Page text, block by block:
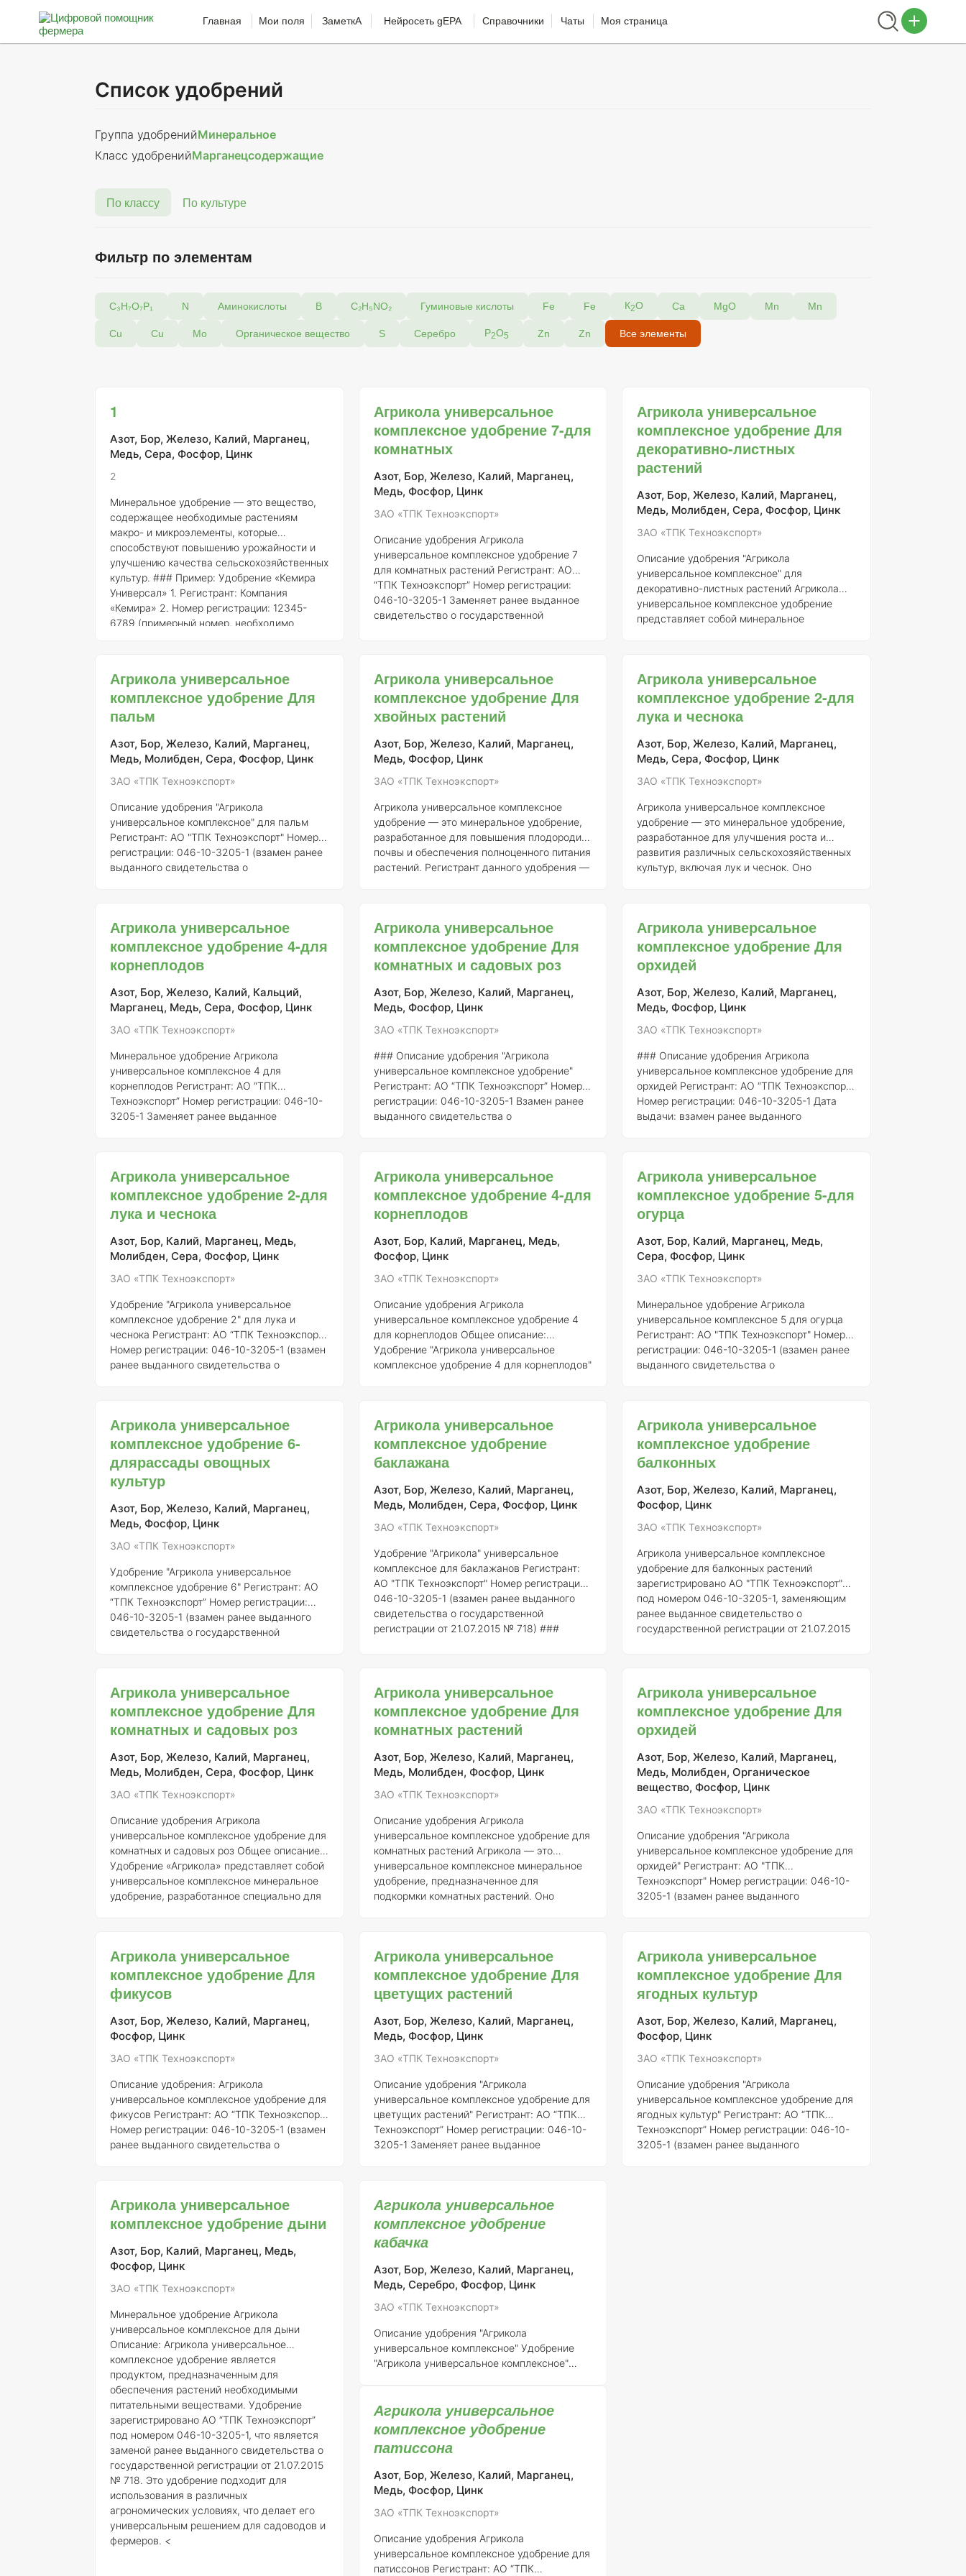
Главная Мои поля ЗаметкА Нейросеть gEPA Справочники Чаты Моя страница
Список удобрений
Группа удобренийМинеральное
Класс удобренийМарганецсодержащие
По классу По культуре
Фильтр по элементам
C₃H₇O₇P₁ N Аминокислоты В C₂H₅NO₂ Гуминовые кислоты Fe Fe К2O Са MgO Mn Mn
Cu Cu Мо Органическое вещество S Серебро Р2О5 Zn Zn Все элементы
1
Азот, Бор, Железо, Калий, Марганец,
Медь, Сера, Фосфор, Цинк
2
Минеральное удобрение — это вещество,
содержащее необходимые растениям
макро- и микроэлементы, которые
способствуют повышению урожайности и
улучшению качества сельскохозяйственных
культур. ### Пример: Удобрение «Кемира
Универсал» 1. Регистрант: Компания
«Кемира» 2. Номер регистрации: 12345-
6789 (примерный номер, необходимо
которое содержит оптимальные
соотношения макроэлементов,
необходимых для большинства сельскохо
Агрикола универсальное
комплексное удобрение 7-для
комнатных
Азот, Бор, Железо, Калий, Марганец,
Медь, Фосфор, Цинк
ЗАО «ТПК Техноэкспорт»
Описание удобрения Агрикола
универсальное комплексное удобрение 7
для комнатных растений Регистрант: АО
“ТПК Техноэкспорт” Номер регистрации:
046-10-3205-1 Заменяет ранее выданное
свидетельство о государственной
собой комплексный препарат, содержащий
основные макро- и микроэлементы,
необходимые для полноценного питания
комнатных растений. Обычно состав
— 7% - Калий (K2O) — 7%
Агрикола универсальное
комплексное удобрение Для
декоративно-листных
растений
Азот, Бор, Железо, Калий, Марганец,
Медь, Молибден, Сера, Фосфор, Цинк
ЗАО «ТПК Техноэкспорт»
Описание удобрения "Агрикола
универсальное комплексное" для
декоративно-листных растений
универсальное комплексное удобрение
представляет собой минеральное
Регистрантом данного продукта является
АО "ТПК Техноэкспорт", с номером
регистрации 046-10-3205-1, полученным
взамен ранее выданного свидетельства о
государственной регистрации от 21.07.2015
№ 718. ### Состав элементов Агрикола
микроэлементы, необходимые для п
Агрикола универсальное
комплексное удобрение Для
пальм
Азот, Бор, Железо, Калий, Марганец,
Медь, Молибден, Сера, Фосфор, Цинк
ЗАО «ТПК Техноэкспорт»
Описание удобрения "Агрикола
универсальное комплексное" для пальм
Регистрант: АО "ТПК Техноэкспорт" Номер
регистрации: 046-10-3205-1 (взамен ранее
выданного свидетельства о
представляет собой сбалансированный
водорастворимый комплекс, разработанный
для обеспечения полноценного питания
растений, в том числе пальм. Продукт
подходит как для комнатных, так и для
открытых растений, обеспечивая
Агрикола универсальное
комплексное удобрение Для
хвойных растений
Азот, Бор, Железо, Калий, Марганец,
Медь, Фосфор, Цинк
ЗАО «ТПК Техноэкспорт»
Агрикола универсальное комплексное
удобрение — это минеральное удобрение,
разработанное для повышения плодородия
почвы и обеспечения полноценного питания
растений. Регистрант данного удобрения —
государственной регистрации от 21.07.2015
№ 718. ### Описание и состав Агрикола
представляет собой комплексное
минеральное удобрение, содержащее
основные макро- и микроэлементы,
необходимые для нормального роста и
входят: - Аз
Агрикола универсальное
комплексное удобрение 2-для
лука и чеснока
Азот, Бор, Железо, Калий, Марганец,
Медь, Сера, Фосфор, Цинк
ЗАО «ТПК Техноэкспорт»
Агрикола универсальное комплексное
удобрение — это минеральное удобрение,
разработанное для улучшения роста и
развития различных сельскохозяйственных
культур, включая лук и чеснок. Оно
свидетельство о государственной
регистрации от 21.07.2015 № 718. ###
Описание удобрения Агрикола
представляет собой водорастворимое
комплексное удобрение, содержащее
сбалансированный набор макро- и
полноценного питания растений. Оно спосо
Агрикола универсальное
комплексное удобрение 4-для
корнеплодов
Азот, Бор, Железо, Калий, Кальций,
Марганец, Медь, Сера, Фосфор, Цинк
ЗАО «ТПК Техноэкспорт»
Минеральное удобрение Агрикола
универсальное комплексное 4 для
корнеплодов Регистрант: АО “ТПК
Техноэкспорт” Номер регистрации: 046-10-
3205-1 Заменяет ранее выданное
комплексное удобрение 4 для корнеплодов
представляет собой сбалансированную
формулировку, разработанную для
удовлетворения потребностей растений в
основных макро- и микроэлементах. Это
удобрение активно используется в
кул
Агрикола универсальное
комплексное удобрение Для
комнатных и садовых роз
Азот, Бор, Железо, Калий, Марганец,
Медь, Фосфор, Цинк
ЗАО «ТПК Техноэкспорт»
### Описание удобрения "Агрикола
универсальное комплексное удобрение"
Регистрант: АО “ТПК Техноэкспорт” Номер
регистрации: 046-10-3205-1 Взамен ранее
выданного свидетельства о
предназначенное для улучшения состояния
и роста различных культур, в том числе
комнатных и садовых роз. Удобрение
разработано с учетом потребностей
растений в основных макро- и
микроэлементах, что способствует их
Агрикола универсальное
комплексное удобрение Для
орхидей
Азот, Бор, Железо, Калий, Марганец,
Медь, Фосфор, Цинк
ЗАО «ТПК Техноэкспорт»
### Описание удобрения Агрикола
универсальное комплексное удобрение для
орхидей Регистрант: АО “ТПК Техноэкспорт”
Номер регистрации: 046-10-3205-1 Дата
выдачи: взамен ранее выданного
комплексное удобрение для орхидей
представляет собой сбалансированный
препарат, предназначенный для
обеспечения полноценного питания орхидей
и других декоративных растений.
Удобрение разработано с учетом
Агрикола универсальное
комплексное удобрение 2-для
лука и чеснока
Азот, Бор, Калий, Марганец, Медь,
Молибден, Сера, Фосфор, Цинк
ЗАО «ТПК Техноэкспорт»
Удобрение "Агрикола универсальное
комплексное удобрение 2" для лука и
чеснока Регистрант: АО “ТПК Техноэкспорт”
Номер регистрации: 046-10-3205-1 (взамен
ранее выданного свидетельства о
представляет собой сбалансированный
состав минеральных питательных веществ,
специально разработанный для
удовлетворения потребностей таких
культур, как лук и чеснок. Удобрение
и доступностью для усвоения
Агрикола универсальное
комплексное удобрение 4-для
корнеплодов
Азот, Бор, Калий, Марганец, Медь,
Фосфор, Цинк
ЗАО «ТПК Техноэкспорт»
Описание удобрения Агрикола
универсальное комплексное удобрение 4
для корнеплодов Общее описание:
Удобрение "Агрикола универсальное
комплексное удобрение 4 для корнеплодов"
корнеплодов. Оно зарегистрировано АО
"ТПК Техноэкспорт" и имеет номер
регистрации 046-10-3205-1, выданный
взамен ранее выданного свидетельства о
государственной регистрации от 21.07.2015
№ 718.Состав элементов: Удобрение
питательны
Агрикола универсальное
комплексное удобрение 5-для
огурца
Азот, Бор, Калий, Марганец, Медь,
Сера, Фосфор, Цинк
ЗАО «ТПК Техноэкспорт»
Минеральное удобрение Агрикола
универсальное комплексное 5 для огурца
Регистрант: АО "ТПК Техноэкспорт" Номер
регистрации: 046-10-3205-1 (взамен ранее
выданного свидетельства о
для огурца представляет собой
гранулированное минеральное удобрение,
специально разработанное для
обеспечения оптимального питания огурцов
и других овощных культур. Продукт
обеспечивает сбалансированное
необходимы
Агрикола универсальное
комплексное удобрение 6-
длярассады овощных
культур
Азот, Бор, Железо, Калий, Марганец,
Медь, Фосфор, Цинк
ЗАО «ТПК Техноэкспорт»
Удобрение "Агрикола универсальное
комплексное удобрение 6" Регистрант: АО
“ТПК Техноэкспорт” Номер регистрации:
046-10-3205-1 (взамен ранее выданного
свидетельства о государственной
собой минеральное удобрение,
предназначенное для использования в
агрономии, особенно для подкормки
рассады овощных культур. Оно
обеспечивает растения необходимыми
макро- и микроэлементами, способствуя их
элементо
Агрикола универсальное
комплексное удобрение
баклажана
Азот, Бор, Железо, Калий, Марганец,
Медь, Молибден, Сера, Фосфор, Цинк
ЗАО «ТПК Техноэкспорт»
Удобрение "Агрикола" универсальное
комплексное для баклажанов Регистрант:
АО "ТПК Техноэкспорт" Номер регистрации:
046-10-3205-1 (взамен ранее выданного
свидетельства о государственной
регистрации от 21.07.2015 № 718) ###
повышения урожайности и улучшения
качества плодов различных
сельскохозяйственных культур, включая
баклажаны. Удобрение содержит
микроэлементов, необходимых для
нормального роста и развити
Агрикола универсальное
комплексное удобрение
балконных
Азот, Бор, Железо, Калий, Марганец,
Фосфор, Цинк
ЗАО «ТПК Техноэкспорт»
Агрикола универсальное комплексное
удобрение для балконных растений
зарегистрировано АО "ТПК Техноэкспорт"
под номером 046-10-3205-1, заменяющим
ранее выданное свидетельство о
государственной регистрации от 21.07.2015
выращиваются в условиях ограниченного
пространства, таких как балконные и
контейнерные растения. ### Описание
Агрикола представляет собой
содержащее основные макро- и
микроэлементы, необходимые для
Агрикола универсальное
комплексное удобрение Для
комнатных и садовых роз
Азот, Бор, Железо, Калий, Марганец,
Медь, Молибден, Сера, Фосфор, Цинк
ЗАО «ТПК Техноэкспорт»
Описание удобрения Агрикола
универсальное комплексное удобрение для
комнатных и садовых роз Общее описание:
Удобрение «Агрикола» представляет собой
универсальное комплексное минеральное
удобрение, разработанное специально для
здоровому росту, цветению и развитию.
Продукт зарегистрирован АО «ТПК
Техноэкспорт» под номером 046-10-3205-1,
заменяющим ранее выданное
свидетельство о государственной
регистрации от 21.07.2015
Агрикола универсальное
комплексное удобрение Для
комнатных растений
Азот, Бор, Железо, Калий, Марганец,
Медь, Молибден, Фосфор, Цинк
ЗАО «ТПК Техноэкспорт»
Описание удобрения Агрикола
универсальное комплексное удобрение для
комнатных растенийАгрикола — это
универсальное комплексное минеральное
удобрение, предназначенное для
подкормки комнатных растений. Оно
любителей комнатного цветоводства.
Регистрант:АО “ТПК Техноэкспорт” Номер
046-10-3205-1, заменяющий
ранее выданное свидетельство о
государственной регистрации от 21.07.2015
№ 718.Состав элемен
Агрикола универсальное
комплексное удобрение Для
орхидей
Азот, Бор, Железо, Калий, Марганец,
Медь, Молибден, Органическое
вещество, Фосфор, Цинк
ЗАО «ТПК Техноэкспорт»
Описание удобрения "Агрикола
универсальное комплексное удобрение для
орхидей" Регистрант: АО "ТПК
Техноэкспорт" Номер регистрации: 046-10-
3205-1 (взамен ранее выданного
комплексное удобрение для орхидей"
представляет собой минеральное
удобрение, специально разработанное для
удовлетворения потребностей орхидей в
питательных веществах. Удобрение
обеспечивает сбалансированный набор
ак
Агрикола универсальное
комплексное удобрение Для
фикусов
Азот, Бор, Железо, Калий, Марганец,
Фосфор, Цинк
ЗАО «ТПК Техноэкспорт»
Описание удобрения: Агрикола
универсальное комплексное удобрение для
фикусов Регистрант: АО “ТПК Техноэкспорт”
Номер регистрации: 046-10-3205-1 (взамен
ранее выданного свидетельства о
фикусов представляет собой
сбалансированное минеральное удобрение,
разработанное для удовлетворения
потребностей растений в основных макро- и
микроэлементах. Данное удобрение
использования в домашних у
Агрикола универсальное
комплексное удобрение Для
цветущих растений
Азот, Бор, Железо, Калий, Марганец,
Медь, Фосфор, Цинк
ЗАО «ТПК Техноэкспорт»
Описание удобрения "Агрикола
универсальное комплексное удобрение для
цветущих растений" Регистрант: АО “ТПК
Техноэкспорт” Номер регистрации: 046-10-
3205-1 Заменяет ранее выданное
универсальное" представляет собой
комплексное минеральное удобрение,
специально разработанное для
обеспечения оптимального роста и
цветения растений. В его состав входят все
необходимые макро- и микроэлементы,
Агрикола универсальное
комплексное удобрение Для
ягодных культур
Азот, Бор, Железо, Калий, Марганец,
Фосфор, Цинк
ЗАО «ТПК Техноэкспорт»
Описание удобрения "Агрикола
универсальное комплексное удобрение для
ягодных культур" Регистрант: АО “ТПК
Техноэкспорт” Номер регистрации: 046-10-
3205-1 (взамен ранее выданного
Агрикола универсальное
комплексное удобрение дыни
Азот, Бор, Калий, Марганец, Медь,
Фосфор, Цинк
ЗАО «ТПК Техноэкспорт»
Минеральное удобрение Агрикола
универсальное комплексное для дыни
Описание: Агрикола универсальное
комплексное удобрение является
продуктом, предназначенным для
обеспечения растений необходимыми
питательными веществами. Удобрение
зарегистрировано АО “ТПК Техноэкспорт”
под номером 046-10-3205-1, что является
заменой ранее выданного свидетельства о
государственной регистрации от 21.07.2015
№ 718. Это удобрение подходит для
использования в различных
агрономических условиях, что делает его
универсальным решением для садоводов и
фермеров. <
Агрикола универсальное
комплексное удобрение
кабачка
Азот, Бор, Железо, Калий, Марганец,
Медь, Серебро, Фосфор, Цинк
ЗАО «ТПК Техноэкспорт»
Описание удобрения "Агрикола
универсальное комплексное"Удобрение
"Агрикола универсальное комплексное"
регистрации 046-10-3205-1. Это удобрение
предназначено для обеспечения растений
необходимыми макро- и микроэлементами,
что способствует их полноценному
развитию и повышению урожайности.
Состав элементов: "Агрикола
универсальное комплексное" содержит
следующие элементы с указанной
(P2O5) - 15% - Калий (K2O) - 15% - Магний
(MgO) - 2% - Серебро (S) - 5
Агрикола универсальное
комплексное удобрение
патиссона
Азот, Бор, Железо, Калий, Марганец,
Медь, Фосфор, Цинк
ЗАО «ТПК Техноэкспорт»
Описание удобрения Агрикола
универсальное комплексное удобрение для
патиссонов Регистрант: АО “ТПК